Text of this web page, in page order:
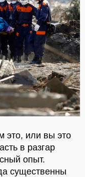
это, или вы это
в разгар
опыт.
существенны